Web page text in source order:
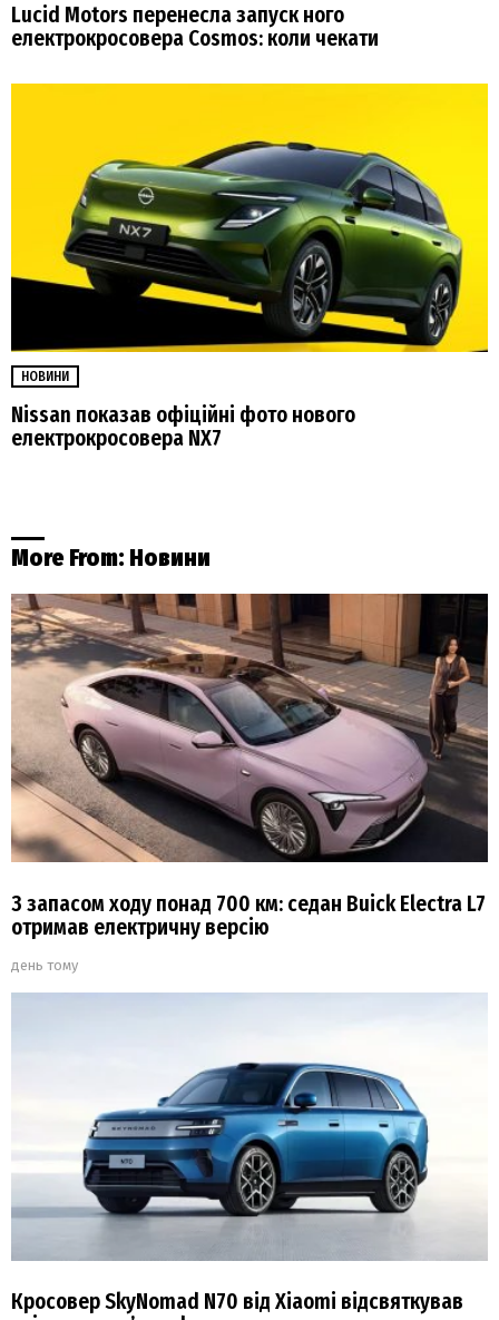
Lucid Motors перенесла запуск ного
електрокросовера Cosmos: коли чекати
НОВИНИ
Nissan показав офіційні фото нового
електрокросовера NX7
More From: Новини
З запасом ходу понад 700 км: седан Buick Electra L7
отримав електричну версію
день тому
Кросовер SkyNomad N70 від Xiaomi відсвяткував